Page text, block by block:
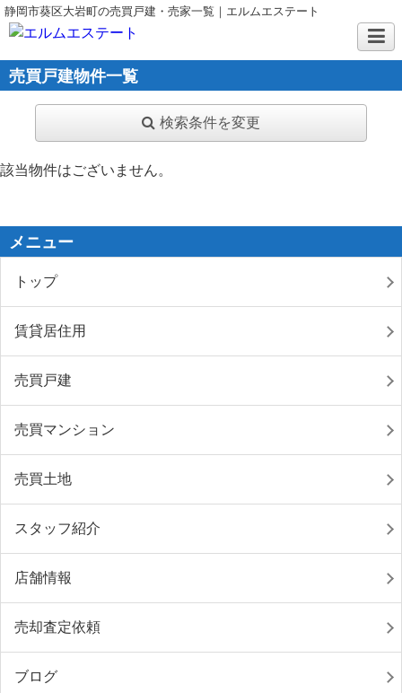
静岡市葵区大岩町の売買戸建・売家一覧｜エルムエステート
売買戸建物件一覧
検索条件を変更
該当物件はございません。
メニュー
トップ
賃貸居住用
売買戸建
売買マンション
売買土地
スタッフ紹介
店舗情報
売却査定依頼
ブログ